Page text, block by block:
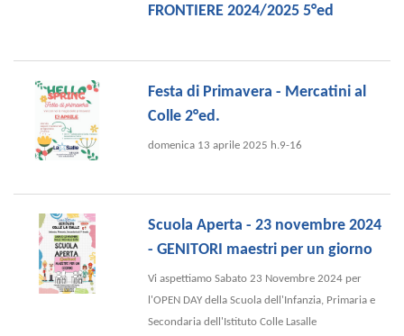
FRONTIERE 2024/2025 5°ed
Festa di Primavera - Mercatini al
Colle 2°ed.
domenica 13 aprile 2025 h.9-16
Scuola Aperta - 23 novembre 2024
- GENITORI maestri per un giorno
Vi aspettiamo Sabato 23 Novembre 2024 per
l'OPEN DAY della Scuola dell'Infanzia, Primaria e
Secondaria dell'Istituto Colle Lasalle